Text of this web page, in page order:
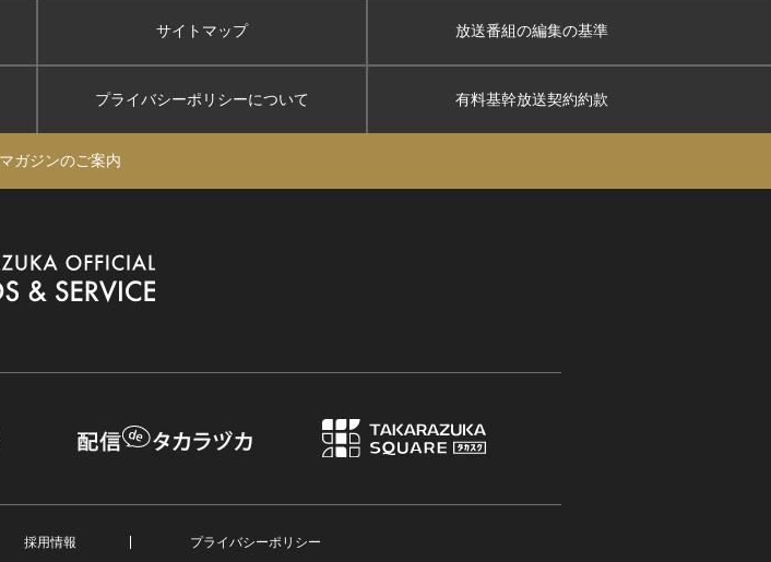
サイトマップ 放送番組の編集の基準
プライバシーポリシーについて 有料基幹放送契約約款
ガジンのご案内
採用情報 プライバシーポリシー